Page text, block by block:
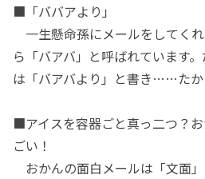
■「ババアより」
一生懸命孫にメールをしてく
ら「バアバ」と呼ばれています
は「バアバより」と書き……たか
■アイスを容器ごと真っ二つ？
ごい！
おかんの面白メールは「文面